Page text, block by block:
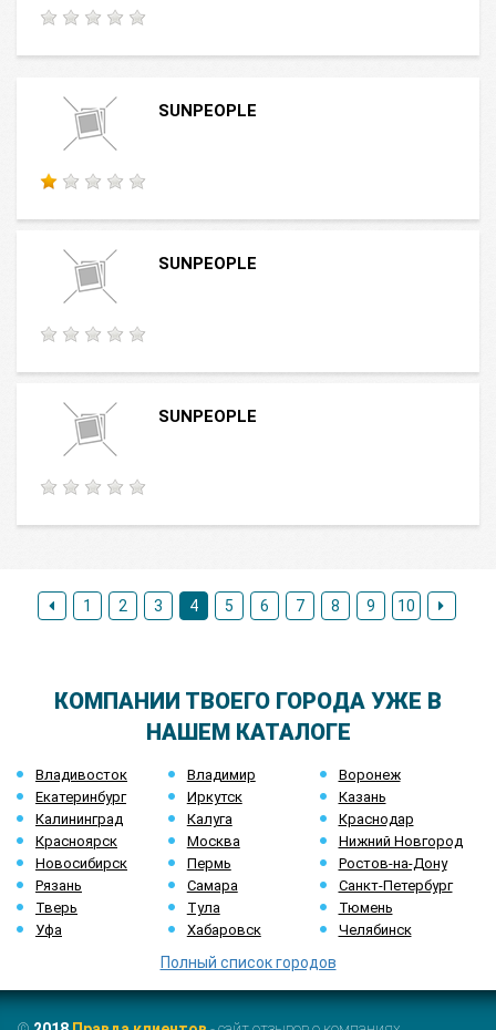
SUNPEOPLE
SUNPEOPLE
SUNPEOPLE
1 2 3 4 5 6 7 8 9 10
КОМПАНИИ ТВОЕГО ГОРОДА УЖЕ В
НАШЕМ КАТАЛОГЕ
Владивосток Владимир
Воронеж
Екатеринбург
Иркутск
Казань
Калининград
Калуга
Краснодар
Красноярск
Москва
Нижний Новгород
Новосибирск
Пермь
Ростов-на-Дону
Рязань
Самара
Санкт-Петербург
Тверь
Тула
Тюмень
Уфа
Хабаровск Челябинск
Полный список городов